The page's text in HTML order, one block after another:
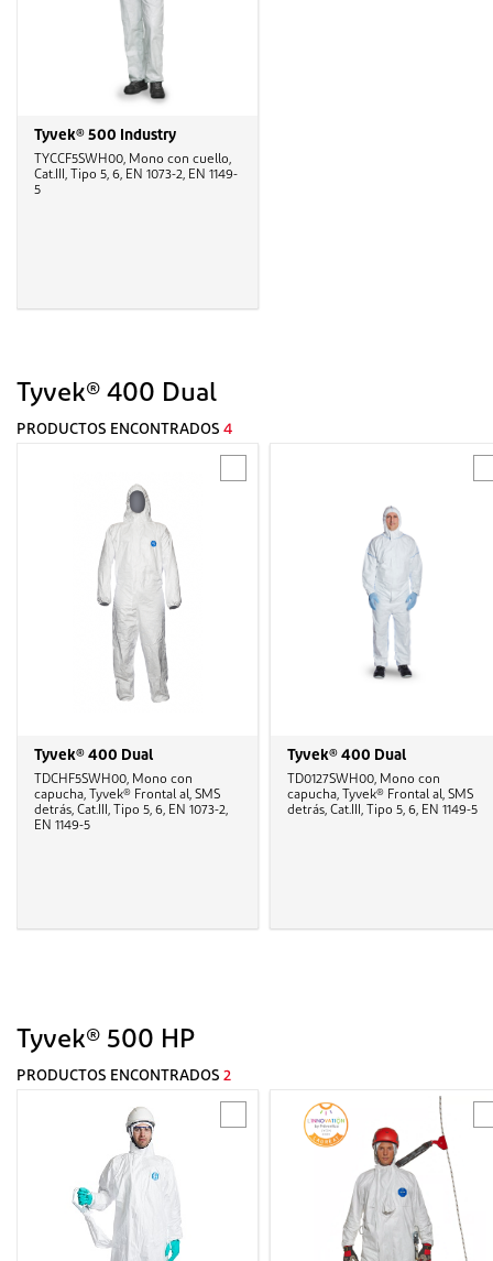
Tyvek® 500 Industry
TYCCF5SWH00, Mono con cuello,
Cat.III, Tipo 5, 6, EN 1073-2, EN 1149-
5
Tyvek® 400 Dual
PRODUCTOS ENCONTRADOS 4
Tyvek® 400 Dual
TDCHF5SWH00, Mono con
capucha, Tyvek® Frontal al, SMS
detrás, Cat.III, Tipo 5, 6, EN 1073-2,
EN 1149-5
Tyvek® 400 Dual
TD0127SWH00, Mono con
capucha, Tyvek® Frontal al, SMS
detrás, Cat.III, Tipo 5, 6, EN 1149-5
Tyvek® 500 HP
PRODUCTOS ENCONTRADOS 2